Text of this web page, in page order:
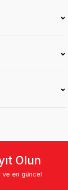
Olun
ve en güncel